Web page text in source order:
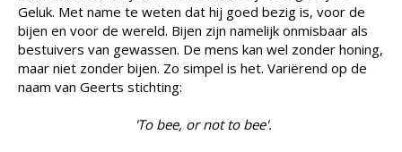
Geluk. Met name te weten dat hij goed bezig is, voor de
bijen en voor de wereld. Bijen zijn namelijk onmisbaar als
bestuivers van gewassen. De mens kan wel zonder honing,
maar niet zonder bijen. Zo simpel is het. Variërend op de
naam van Geerts stichting:
'To bee, or not to bee'.